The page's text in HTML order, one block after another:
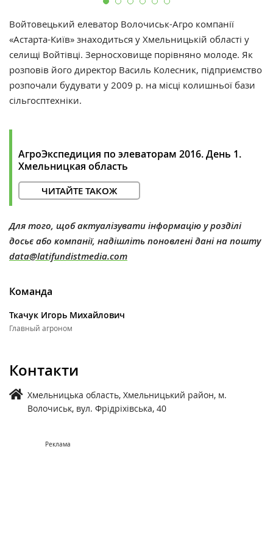
Войтовецький елеватор Волочиськ-Агро компанії
«Астарта-Київ» знаходиться у Хмельницькій області у
селищі Войтівці. Зерносховище порівняно молоде. Як
розповів його директор Василь Колесник, підприємство
розпочали будувати у 2009 р. на місці колишньої бази
сільгосптехніки.
АгроЭкспедиция по элеваторам 2016. День 1.
Хмельницкая область
ЧИТАЙТЕ ТАКОЖ
Для того, щоб актуалізувати інформацію у розділі
досьє або компанії, надішліть поновлені дані на пошту
data@latifundistmedia.com
Команда
Ткачук Игорь Михайлович
Главный агроном
Контакти
Хмельницька область, Хмельницький район, м.
Волочиськ, вул. Фрідріхівська, 40
Реклама